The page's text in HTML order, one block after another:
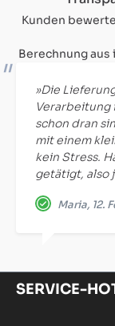
Kunden
Berechnung
»Die
Verarbeitung
schon dran
mit einem
kein Stress.
getätigt, also
Maria, 12.
SERVICE-